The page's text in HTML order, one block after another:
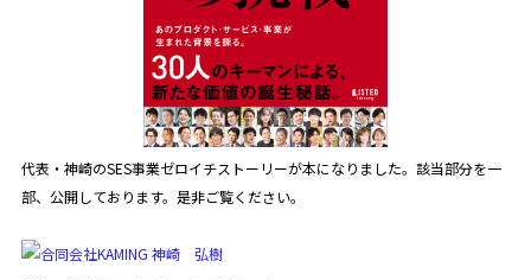
代表・神崎のSES事業ゼロイチストーリーが本になりました。該当部分を一
部、公開しております。是非ご覧ください。